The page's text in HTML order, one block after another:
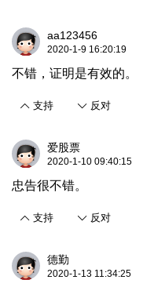
aa123456
2020-1-9 16:20:19
不错，证明是有效的。
支持 反对
爱股票
2020-1-10 09:40:15
忠告很不错。
支持 反对
德勤
2020-1-13 11:34:25